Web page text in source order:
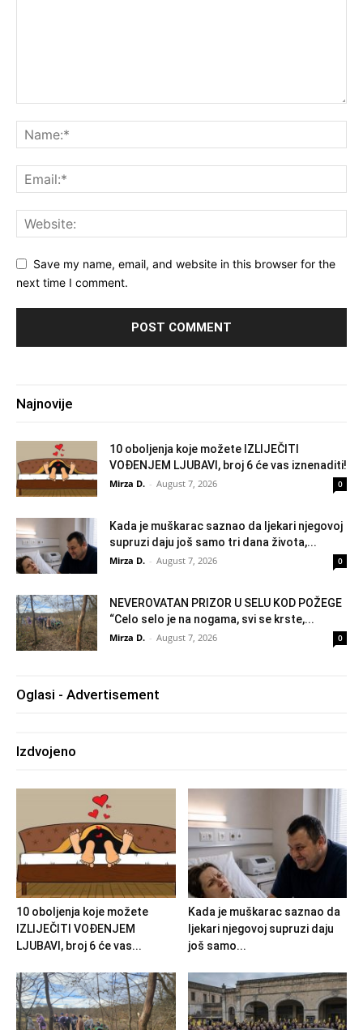
Save my name, email, and website in this browser for the
next time I comment.
Najnovije
10 oboljenja koje možete IZLIJEČITI
VOĐENJEM LJUBAVI, broj 6 će vas iznenaditi!
Mirza D. - August 7, 2026 0
Kada je muškarac saznao da ljekari njegovoj
supruzi daju još samo tri dana života,...
Mirza D. - August 7, 2026 0
NEVEROVATAN PRIZOR U SELU KOD POŽEGE
“Celo selo je na nogama, svi se krste,...
Mirza D. - August 7, 2026 0
Oglasi - Advertisement
Izdvojeno
10 oboljenja koje možete
IZLIJEČITI VOĐENJEM
LJUBAVI, broj 6 će vas...
Kada je muškarac saznao da
ljekari njegovoj supruzi daju
još samo...